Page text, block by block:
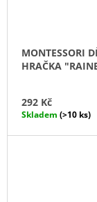
MONTESSORI
HRAČKA
292 Kč
Skladem (>10 ks)